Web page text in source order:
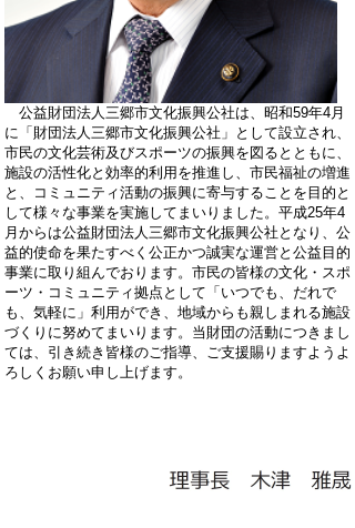
公益財団法人三郷市文化振興公社は、昭和59年4月
に「財団法人三郷市文化振興公社」として設立され、
市民の文化芸術及びスポーツの振興を図るとともに、
施設の活性化と効率的利用を推進し、市民福祉の増進
と、コミュニティ活動の振興に寄与することを目的と
して様々な事業を実施してまいりました。平成25年4
月からは公益財団法人三郷市文化振興公社となり、公
益的使命を果たすべく公正かつ誠実な運営と公益目的
事業に取り組んでおります。市民の皆様の文化・スポ
ーツ・コミュニティ拠点として「いつでも、だれで
も、気軽に」利用ができ、地域からも親しまれる施設
づくりに努めてまいります。当財団の活動につきまし
ては、引き続き皆様のご指導、ご支援賜りますようよ
ろしくお願い申し上げます。